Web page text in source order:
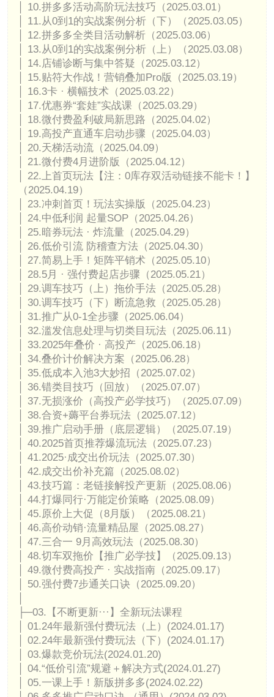
│ 10.拼多多活动高阶玩法技巧（2025.03.01）
│ 11.从0到1的实战案例分析（下）（2025.03.05）
│ 12.拼多多全类目活动解析（2025.03.06）
│ 13.从0到1的实战案例分析（上）（2025.03.08）
│ 14.店铺诊断与集中答疑（2025.03.12）
│ 15.贴符大作战！营销叠加Pro版（2025.03.19）
│ 16.3卡 · 横幅技术（2025.03.22）
│ 17.优惠券“套娃”实战课（2025.03.29）
│ 18.微付费盈利破局新思路（2025.04.02）
│ 19.高投产直通车启动步骤（2025.04.03）
│ 20.天梯活动流（2025.04.09）
│ 21.微付费4月进阶版（2025.04.12）
│ 22.上首页玩法【注：0库存双活动链接不能卡！】
（2025.04.19）
│ 23.冲刺首页！玩法实操版（2025.04.23）
│ 24.中低利润 起量SOP（2025.04.26）
│ 25.暗券玩法 · 炸流量（2025.04.29）
│ 26.低价引流 防稽查方法（2025.04.30）
│ 27.简易上手！矩阵平销术（2025.05.10）
│ 28.5月 · 强付费起店步骤（2025.05.21）
│ 29.调车技巧（上）拖价手法（2025.05.28）
│ 30.调车技巧（下）断流急救（2025.05.28）
│ 31.推广从0-1全步骤（2025.06.04）
│ 32.滥发信息处理与切类目玩法（2025.06.11）
│ 33.2025年叠价 · 高投产（2025.06.18）
│ 34.叠价计价解决方案（2025.06.28）
│ 35.低成本入池3大妙招（2025.07.02）
│ 36.错类目技巧（回放）（2025.07.07）
│ 37.无损涨价（高投产必学技巧）（2025.07.09）
│ 38.合资+薅平台券玩法（2025.07.12）
│ 39.推广启动手册（底层逻辑）（2025.07.19）
│ 40.2025首页推荐爆流玩法（2025.07.23）
│ 41.2025·成交出价玩法（2025.07.30）
│ 42.成交出价补充篇（2025.08.02）
│ 43.技巧篇：老链接解投产更新（2025.08.06）
│ 44.打爆同行·万能定价策略（2025.08.09）
│ 45.原价上大促（8月版）（2025.08.21）
│ 46.高价动销·流量精品屋（2025.08.27）
│ 47.三合一 9月高效玩法（2025.08.30）
│ 48.切车双拖价【推广必学技】（2025.09.13）
│ 49.微付费高投产 · 实战指南（2025.09.17）
│ 50.强付费7步通关口诀（2025.09.20）
├─03.【不断更新···】全新玩法课程
│ 01.24年最新强付费玩法（上）(2024.01.17)
│ 02.24年最新强付费玩法（下）(2024.01.17)
│ 03.爆款竞价玩法(2024.01.20)
│ 04.“低价引流”规避＋解决方式(2024.01.27)
│ 05.一课上手！新版拼多多(2024.02.22)